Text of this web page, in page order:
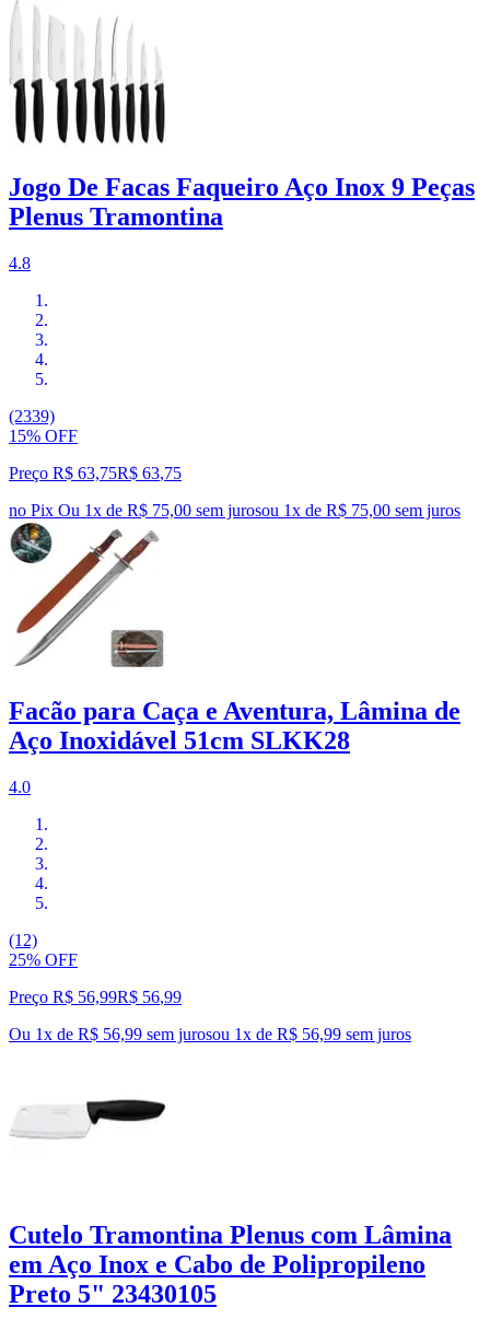
Jogo De Facas Faqueiro Aço Inox 9 Peças
Plenus Tramontina
4.8
(2339)
15% OFF
Preço R$ 63,75R$ 63,75
no Pix Ou 1x de R$ 75,00 sem jurosou 1x de R$ 75,00 sem juros
Facão para Caça e Aventura, Lâmina de
Aço Inoxidável 51cm SLKK28
4.0
(12)
25% OFF
Preço R$ 56,99R$ 56,99
Ou 1x de R$ 56,99 sem jurosou 1x de R$ 56,99 sem juros
Cutelo Tramontina Plenus com Lâmina
em Aço Inox e Cabo de Polipropileno
Preto 5" 23430105